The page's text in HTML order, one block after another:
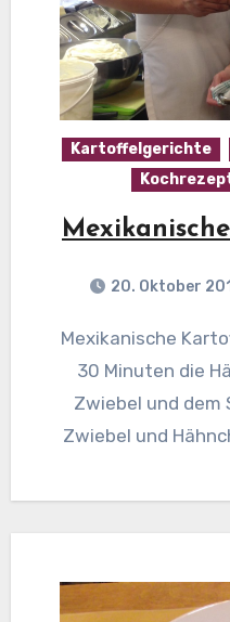
Kartoffelgerichte
20. Oktober
Mexikanische Kartoffelsuppe Zubereitung:
30 Minuten die
Zwiebel und dem
Zwiebel und